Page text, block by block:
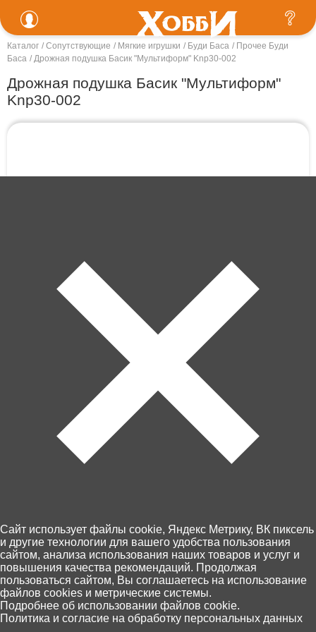
Каталог Сопутствующие Мягкие игрушки Буди Баса
Прочее Буди
Баса
Дрожная подушка Басик "Мультиформ" Knp30-002
Дрожная подушка Басик "Мультиформ"
Knp30-002
Артикул: Knp30-002
Контакты
Доставка и оплата
Магазины
Возврат товара
Персональные данные
Главная Каталог Корзина
0
Избранное Поиск
Cайт использует файлы cookie, Яндекс Метрику, ВК пиксель
и другие технологии для вашего удобства пользования
сайтом, анализа использования наших товаров и услуг и
повышения качества рекомендаций. Продолжая
пользоваться сайтом, Вы соглашаетесь на использование
файлов cookies и метрические системы.
Подробнее об использовании файлов cookie.
Политика и согласие на обработку персональных данных